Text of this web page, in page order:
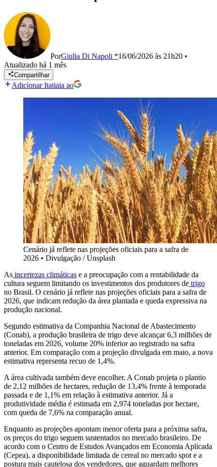
PorGiulia Di Napoli *16/06/2026 às 21h20 •
Atualizado há 1 mês
Compartilhar
Adicionar Itatiaia ao
Cenário já reflete nas projeções oficiais para a safra de
2026 • Divulgação / Unsplash
As incertezas climáticas e a preocupação com a rentabilidade da
cultura seguem limitando os investimentos dos produtores de trigo
no Brasil. O cenário já reflete nas projeções oficiais para a safra de
2026, que indicam redução da área plantada e queda expressiva na
produção nacional.
Segundo estimativa da Companhia Nacional de Abastecimento
(Conab), a produção brasileira de trigo deve alcançar 6,3 milhões de
toneladas em 2026, volume 20% inferior ao registrado na safra
anterior. Em comparação com a projeção divulgada em maio, a nova
estimativa representa recuo de 1,4%.
A área cultivada também deve encolher. A Conab projeta o plantio
de 2,12 milhões de hectares, redução de 13,4% frente à temporada
passada e de 1,1% em relação à estimativa anterior. Já a
produtividade média é estimada em 2,974 toneladas por hectare,
com queda de 7,6% na comparação anual.
Enquanto as projeções apontam menor oferta para a próxima safra,
os preços do trigo seguem sustentados no mercado brasileiro. De
acordo com o Centro de Estudos Avançados em Economia Aplicada
(Cepea), a disponibilidade limitada de cereal no mercado spot e a
postura mais cautelosa dos vendedores, que aguardam melhores